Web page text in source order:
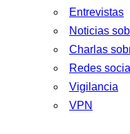
Entrevistas
Noticias
Charlas
Redes
Vigilancia
VPN